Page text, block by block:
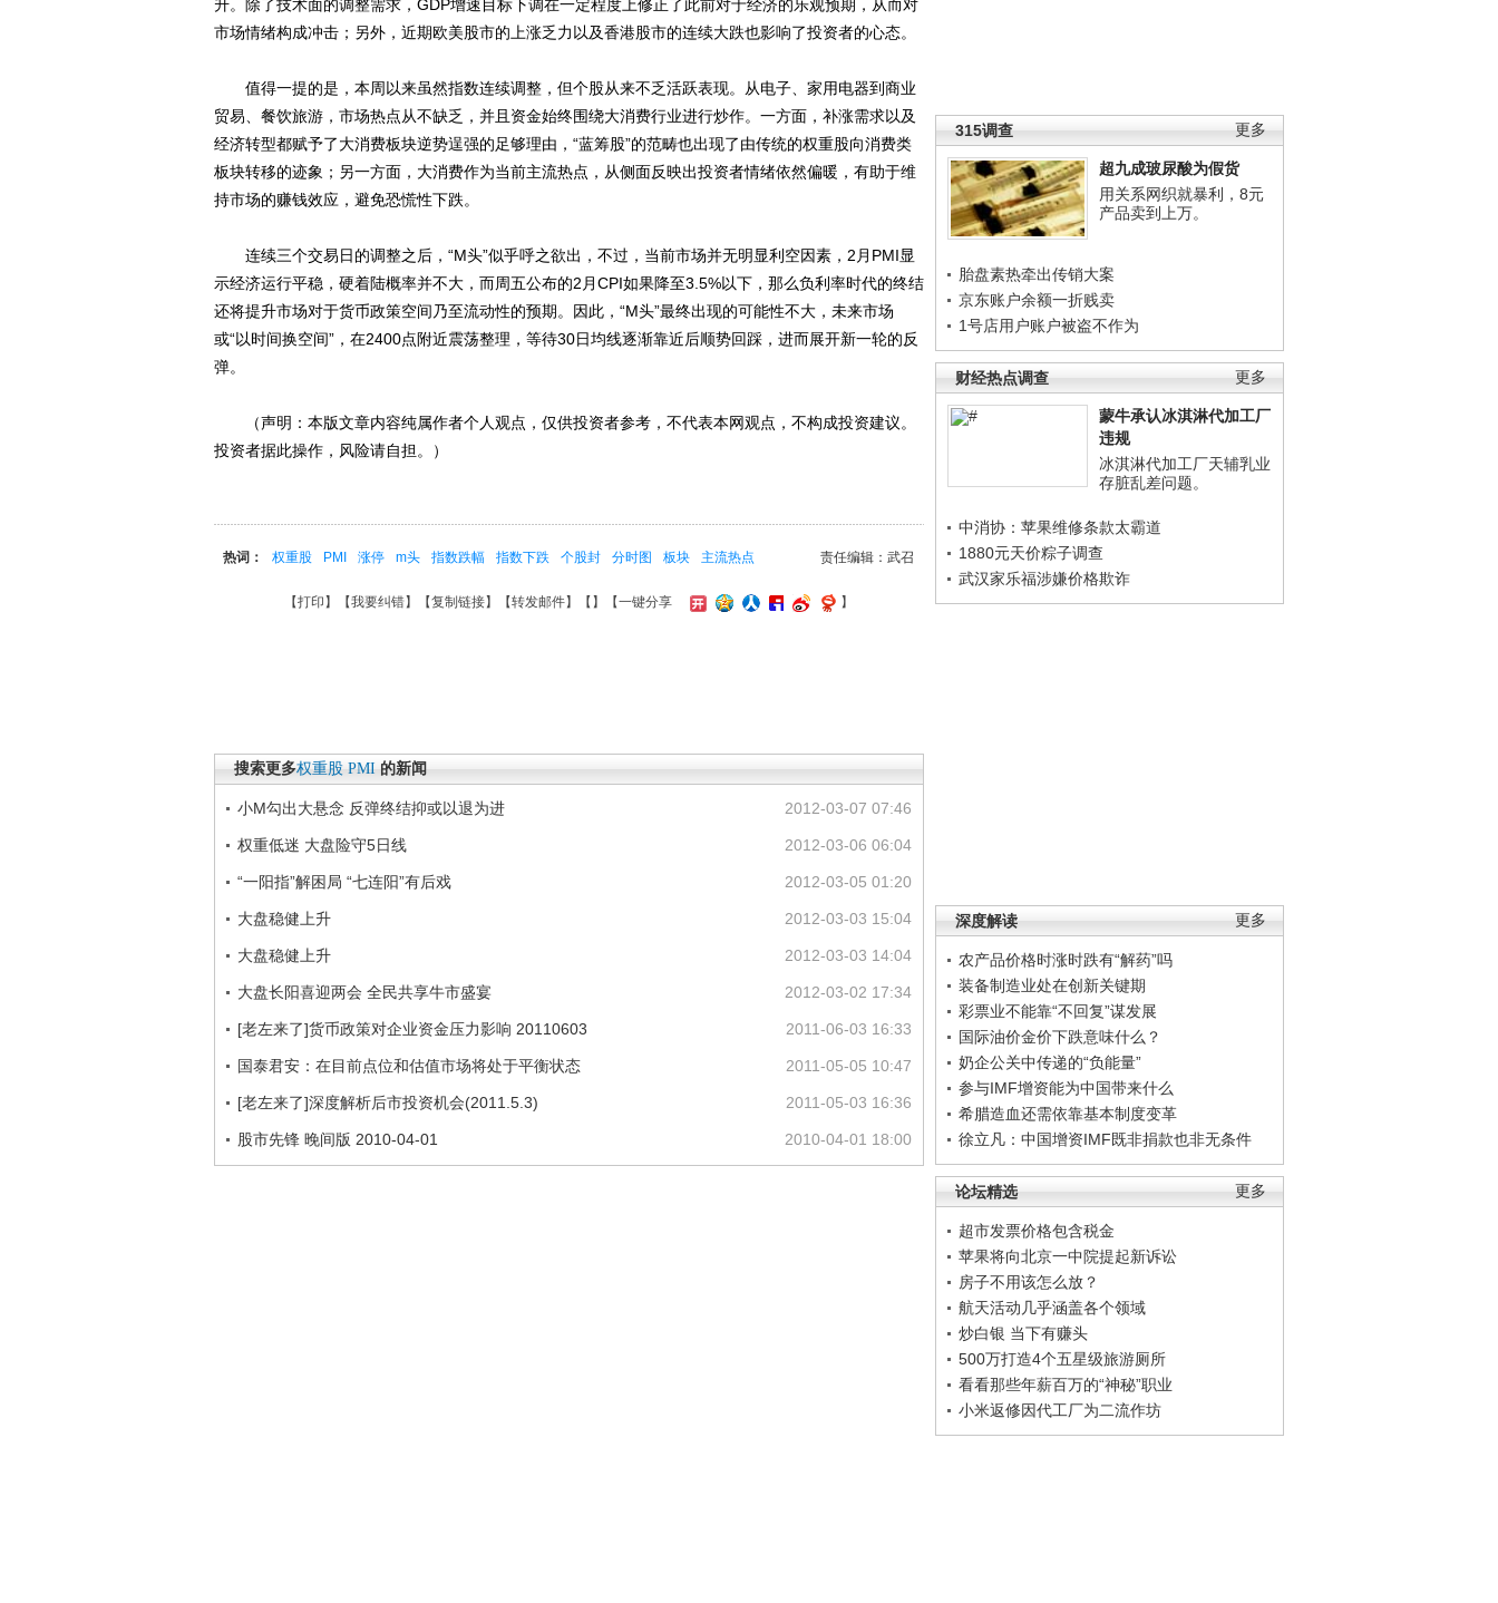
更多
315调查
超九成玻尿酸为假货
用关系网织就暴利，8元
产品卖到上万。
胎盘素热牵出传销大案
京东账户余额一折贱卖
1号店用户账户被盗不作为
更多
财经热点调查
蒙牛承认冰淇淋代加工厂
违规
冰淇淋代加工厂天辅乳业
存脏乱差问题。
中消协：苹果维修条款太霸道
1880元天价粽子调查
武汉家乐福涉嫌价格欺诈
更多
深度解读
农产品价格时涨时跌有“解药”吗
装备制造业处在创新关键期
彩票业不能靠“不回复”谋发展
国际油价金价下跌意味什么？
奶企公关中传递的“负能量”
参与IMF增资能为中国带来什么
希腊造血还需依靠基本制度变革
徐立凡：中国增资IMF既非捐款也非无条件
更多
论坛精选
超市发票价格包含税金
苹果将向北京一中院提起新诉讼
房子不用该怎么放？
航天活动几乎涵盖各个领域
炒白银 当下有赚头
500万打造4个五星级旅游厕所
看看那些年薪百万的“神秘”职业
小米返修因代工厂为二流作坊
升。除了技术面的调整需求，GDP增速目标下调在一定程度上修正了此前对于经济的乐观预期，从而对
市场情绪构成冲击；另外，近期欧美股市的上涨乏力以及香港股市的连续大跌也影响了投资者的心态。
值得一提的是，本周以来虽然指数连续调整，但个股从来不乏活跃表现。从电子、家用电器到商业
贸易、餐饮旅游，市场热点从不缺乏，并且资金始终围绕大消费行业进行炒作。一方面，补涨需求以及
经济转型都赋予了大消费板块逆势逞强的足够理由，“蓝筹股”的范畴也出现了由传统的权重股向消费类
板块转移的迹象；另一方面，大消费作为当前主流热点，从侧面反映出投资者情绪依然偏暖，有助于维
持市场的赚钱效应，避免恐慌性下跌。
连续三个交易日的调整之后，“M头”似乎呼之欲出，不过，当前市场并无明显利空因素，2月PMI显
示经济运行平稳，硬着陆概率并不大，而周五公布的2月CPI如果降至3.5%以下，那么负利率时代的终结
还将提升市场对于货币政策空间乃至流动性的预期。因此，“M头”最终出现的可能性不大，未来市场
或“以时间换空间”，在2400点附近震荡整理，等待30日均线逐渐靠近后顺势回踩，进而展开新一轮的反
弹。
（声明：本版文章内容纯属作者个人观点，仅供投资者参考，不代表本网观点，不构成投资建议。
投资者据此操作，风险请自担。）
责任编辑：武召
热词： 权重股 PMI 涨停 m头 指数跌幅 指数下跌 个股封 分时图 板块 主流热点
【打印 】【我要纠错】【复制链接】【转发邮件】【 】 【一键分享 】
搜索更多权重股 PMI 的新闻
2012-03-07 07:46
小M勾出大悬念 反弹终结抑或以退为进
2012-03-06 06:04
权重低迷 大盘险守5日线
2012-03-05 01:20
“一阳指”解困局 “七连阳”有后戏
2012-03-03 15:04
大盘稳健上升
2012-03-03 14:04
大盘稳健上升
2012-03-02 17:34
大盘长阳喜迎两会 全民共享牛市盛宴
2011-06-03 16:33
[老左来了]货币政策对企业资金压力影响 20110603
2011-05-05 10:47
国泰君安：在目前点位和估值市场将处于平衡状态
2011-05-03 16:36
[老左来了]深度解析后市投资机会(2011.5.3)
2010-04-01 18:00
股市先锋 晚间版 2010-04-01